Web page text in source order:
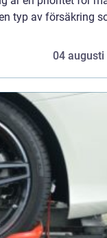
typ av försäkring
04 augusti